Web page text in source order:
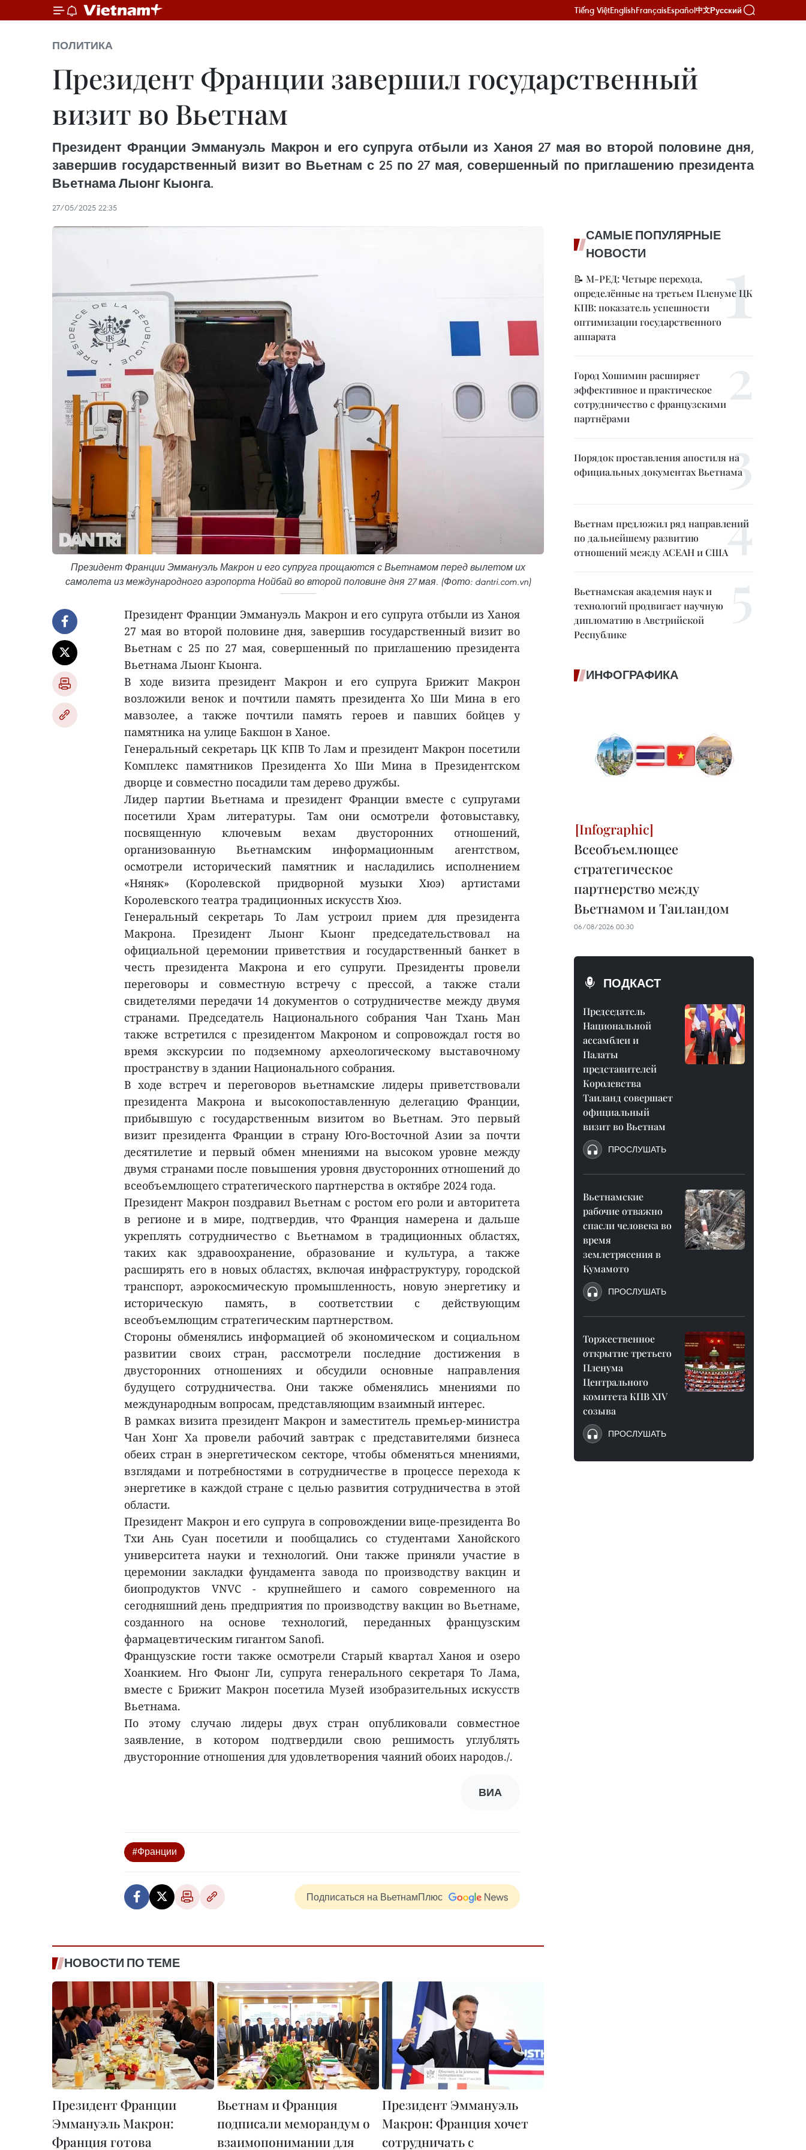
Tiếng ViệtEnglishFrançaisEspañol中文Русский
ПОЛИТИКА
Президент Франции завершил государственный
визит во Вьетнам
Президент Франции Эммануэль Макрон и его супруга отбыли из Ханоя 27 мая во второй половине дня,
завершив государственный визит во Вьетнам с 25 по 27 мая, совершенный по приглашению президента
Вьетнама Лыонг Кыонга.
27/05/2025 22:35
Президент Франции Эммануэль Макрон и его супруга прощаются с Вьетнамом перед вылетом их
самолета из международного аэропорта Нойбай во второй половине дня 27 мая. (Фото: dantri.com.vn)
Президент Франции Эммануэль Макрон и его супруга отбыли из Ханоя
27 мая во второй половине дня, завершив государственный визит во
Вьетнам с 25 по 27 мая, совершенный по приглашению президента
Вьетнама Лыонг Кыонга.
В ходе визита президент Макрон и его супруга Брижит Макрон
возложили венок и почтили память президента Хо Ши Мина в его
мавзолее, а также почтили память героев и павших бойцев у
памятника на улице Бакшон в Ханое.
Генеральный секретарь ЦК КПВ То Лам и президент Макрон посетили
Комплекс памятников Президента Хо Ши Мина в Президентском
дворце и совместно посадили там дерево дружбы.
Лидер партии Вьетнама и президент Франции вместе с супругами
посетили Храм литературы. Там они осмотрели фотовыставку,
посвященную ключевым вехам двусторонних отношений,
организованную Вьетнамским информационным агентством,
осмотрели исторический памятник и насладились исполнением
«Няняк» (Королевской придворной музыки Хюэ) артистами
Королевского театра традиционных искусств Хюэ.
Генеральный секретарь То Лам устроил прием для президента
Макрона. Президент Лыонг Кыонг председательствовал на
официальной церемонии приветствия и государственный банкет в
честь президента Макрона и его супруги. Президенты провели
переговоры и совместную встречу с прессой, а также стали
свидетелями передачи 14 документов о сотрудничестве между двумя
странами. Председатель Национального собрания Чан Тхань Ман
также встретился с президентом Макроном и сопровождал гостя во
время экскурсии по подземному археологическому выставочному
пространству в здании Национального собрания.
В ходе встреч и переговоров вьетнамские лидеры приветствовали
президента Макрона и высокопоставленную делегацию Франции,
прибывшую с государственным визитом во Вьетнам. Это первый
визит президента Франции в страну Юго-Восточной Азии за почти
десятилетие и первый обмен мнениями на высоком уровне между
двумя странами после повышения уровня двусторонних отношений до
всеобъемлющего стратегического партнерства в октябре 2024 года.
Президент Макрон поздравил Вьетнам с ростом его роли и авторитета
в регионе и в мире, подтвердив, что Франция намерена и дальше
укреплять сотрудничество с Вьетнамом в традиционных областях,
таких как здравоохранение, образование и культура, а также
расширять его в новых областях, включая инфраструктуру, городской
транспорт, аэрокосмическую промышленность, новую энергетику и
историческую память, в соответствии с действующим
всеобъемлющим стратегическим партнерством.
Стороны обменялись информацией об экономическом и социальном
развитии своих стран, рассмотрели последние достижения в
двусторонних отношениях и обсудили основные направления
будущего сотрудничества. Они также обменялись мнениями по
международным вопросам, представляющим взаимный интерес.
В рамках визита президент Макрон и заместитель премьер-министра
Чан Хонг Ха провели рабочий завтрак с представителями бизнеса
обеих стран в энергетическом секторе, чтобы обменяться мнениями,
взглядами и потребностями в сотрудничестве в процессе перехода к
энергетике в каждой стране с целью развития сотрудничества в этой
области.
Президент Макрон и его супруга в сопровождении вице-президента Во
Тхи Ань Суан посетили и пообщались со студентами Ханойского
университета науки и технологий. Они также приняли участие в
церемонии закладки фундамента завода по производству вакцин и
биопродуктов VNVC - крупнейшего и самого современного на
сегодняшний день предприятия по производству вакцин во Вьетнаме,
созданного на основе технологий, переданных французским
фармацевтическим гигантом Sanofi.
Французские гости также осмотрели Старый квартал Ханоя и озеро
Хоанкием. Нго Фыонг Ли, супруга генерального секретаря То Лама,
вместе с Брижит Макрон посетила Музей изобразительных искусств
Вьетнама.
По этому случаю лидеры двух стран опубликовали совместное
заявление, в котором подтвердили свою решимость углублять
двусторонние отношения для удовлетворения чаяний обоих народов./.
ВИА
#Франции
Подписаться на ВьетнамПлюс
НОВОСТИ ПО ТЕМЕ
Президент Франции
Эммануэль Макрон:
Франция готова
Вьетнам и Франция
подписали меморандум о
взаимопонимании для
Президент Эммануэль
Макрон: Франция хочет
сотрудничать с
САМЫЕ ПОПУЛЯРНЫЕ
НОВОСТИ
📝 М-РЕД: Четыре перехода,
определённые на третьем Пленуме ЦК
КПВ: показатель успешности
оптимизации государственного
аппарата
Город Хошимин расширяет
эффективное и практическое
сотрудничество с французскими
партнёрами
Порядок проставления апостиля на
официальных документах Вьетнама
Вьетнам предложил ряд направлений
по дальнейшему развитию
отношений между АСЕАН и США
Вьетнамская академия наук и
технологий продвигает научную
дипломатию в Австрийской
Республике
ИНФОГРАФИКА
Всеобъемлющее
стратегическое
партнерство между
Вьетнамом и Таиландом
06/08/2026 00:30
ПОДКАСТ
Председатель
Национальной
ассамблеи и
Палаты
представителей
Королевства
Таиланд совершает
официальный
визит во Вьетнам
ПРОСЛУШАТЬ
Вьетнамские
рабочие отважно
спасли человека во
время
землетрясения в
Кумамото
ПРОСЛУШАТЬ
Торжественное
открытие третьего
Пленума
Центрального
комитета КПВ XIV
созыва
ПРОСЛУШАТЬ